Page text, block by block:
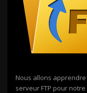
Nous allons
serveur FTP pour